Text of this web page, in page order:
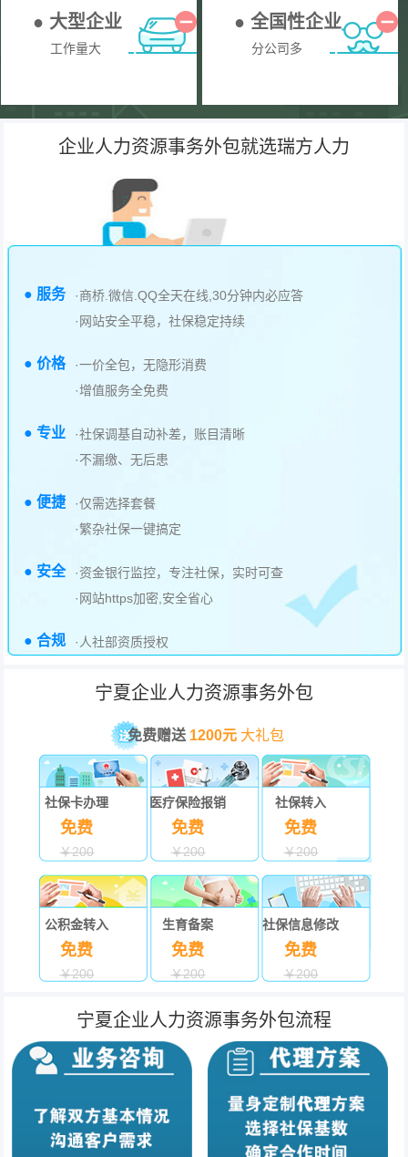
● 大型企业
工作量大
● 全国性企业
分公司多
企业人力资源事务外包就选瑞方人力
● 服务
·商桥.微信.QQ全天在线,30分钟内必应答
·网站安全平稳，社保稳定持续
● 价格
·一价全包，无隐形消费
·增值服务全免费
● 专业
·社保调基自动补差，账目清晰
·不漏缴、无后患
● 便捷
·仅需选择套餐
·繁杂社保一键搞定
● 安全
·资金银行监控，专注社保，实时可查
·网站https加密,安全省心
● 合规 ·人社部资质授权
宁夏企业人力资源事务外包
免费赠送 1200元 大礼包
社保卡办理
免费
￥200
医疗保险报销
免费
￥200
社保转入
免费
￥200
公积金转入
免费
￥200
生育备案
免费
￥200
社保信息修改
免费
￥200
宁夏企业人力资源事务外包流程